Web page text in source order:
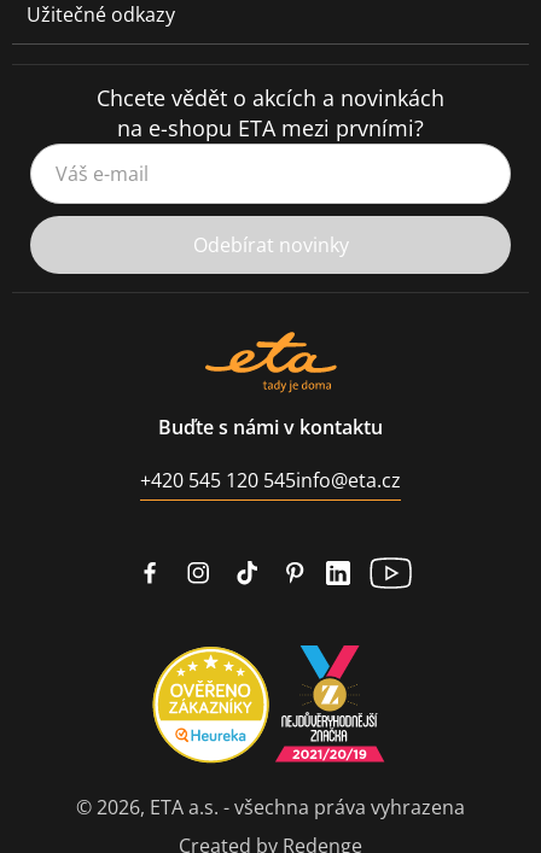
Užitečné odkazy
Chcete vědět o akcích a novinkách
na e-shopu ETA mezi prvními?
Váš e-mail
Odebírat novinky
Buďte s námi v kontaktu
+420 545 120 545info@eta.cz
© 2026, ETA a.s. - všechna práva vyhrazena
Created by Redenge